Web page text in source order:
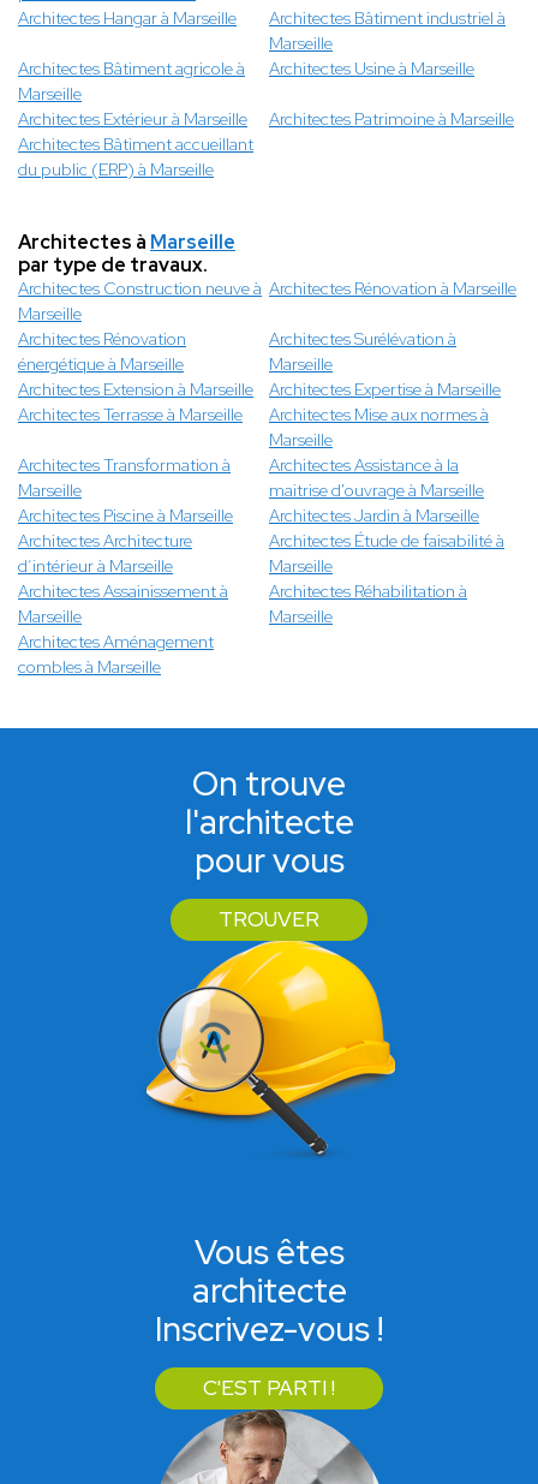
Architectes Hangar à Marseille
Architectes Bâtiment industriel à
Marseille
Architectes Bâtiment agricole à
Marseille
Architectes Usine à Marseille
Architectes Extérieur à Marseille
Architectes Patrimoine à Marseille
Architectes Bâtiment accueillant
du public (ERP) à Marseille
Architectes à Marseille
par type de travaux.
Architectes Construction neuve à
Marseille
Architectes Rénovation à Marseille
Architectes Rénovation
énergétique à Marseille
Architectes Surélévation à
Marseille
Architectes Extension à Marseille
Architectes Expertise à Marseille
Architectes Terrasse à Marseille
Architectes Mise aux normes à
Marseille
Architectes Transformation à
Marseille
Architectes Assistance à la
maitrise d'ouvrage à Marseille
Architectes Piscine à Marseille
Architectes Jardin à Marseille
Architectes Architecture
d’intérieur à Marseille
Architectes Étude de faisabilité à
Marseille
Architectes Assainissement à
Marseille
Architectes Réhabilitation à
Marseille
Architectes Aménagement
combles à Marseille
On trouve
l'architecte
pour vous
TROUVER
Vous êtes
architecte
Inscrivez-vous !
C'EST PARTI !